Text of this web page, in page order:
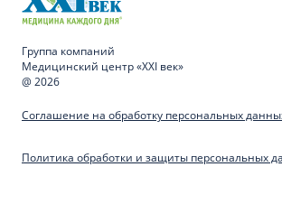
Группа компаний
Медицинский центр «XXI век»
@ 2026
Соглашение на обработку персональных
Политика обработки и защиты персональных